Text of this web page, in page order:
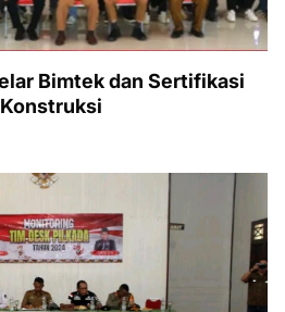
Bimtek dan Sertifikasi